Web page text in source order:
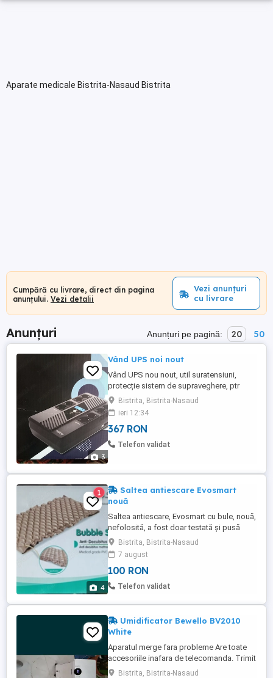
Aparate medicale Bistrita-Nasaud Bistrita
Cumpără cu livrare, direct din pagina
anunțului. Vezi detalii
Vezi anunțuri
cu livrare
Anunțuri Anunțuri pe pagină: 20 50
3
Vând UPS noi nout
Vând UPS nou nout, util suratensiuni,
protecție sistem de supraveghere, ptr
acasă, locuință, stochează energie ptr
max 45 min, suratemperaturi. Nou nout cu
garanție 2 ani și factura. Pret 367 lei. Se
oferă bon, factura garanție 2 ani. Este nou.
Poze reale.
Bistrita, Bistrita-Nasaud
ieri 12:34
367 RON
Telefon validat
4
1
Saltea antiescare Evosmart
nouă
Saltea antiescare, Evosmart cu bule, nouă,
nefolosită, a fost doar testată și pusă
inapoi in cutie.
Bistrita, Bistrita-Nasaud
7 august
100 RON
Telefon validat
Umidificator Bewello BV2010
White
Aparatul merge fara probleme Are toate
accesoriile inafara de telecomanda. Trimit
si in tara! Nu doresc schimburi. Multumesc
Bistrita, Bistrita-Nasaud